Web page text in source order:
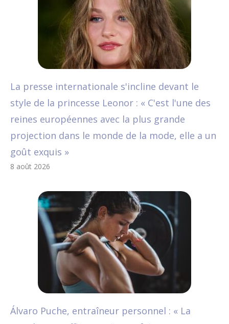
La presse internationale s'incline devant le
style de la princesse Leonor : « C'est l'une des
reines européennes avec la plus grande
projection dans le monde de la mode, elle a un
goût exquis »
8 août 2026
Álvaro Puche, entraîneur personnel : « La